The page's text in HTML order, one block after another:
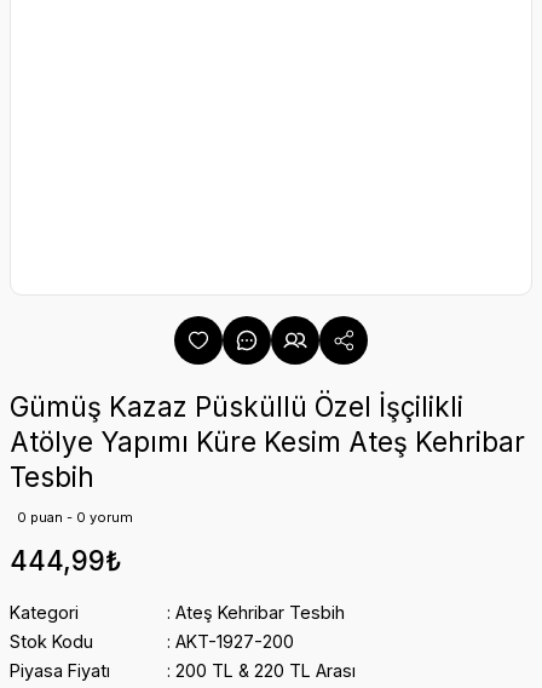
Gümüş Kazaz Püsküllü Özel İşçilikli
Atölye Yapımı Küre Kesim Ateş Kehribar
Tesbih
0 puan - 0 yorum
444,99₺
Kategori
Ateş Kehribar Tesbih
Stok Kodu
AKT-1927-200
Piyasa Fiyatı
200 TL & 220 TL Arası